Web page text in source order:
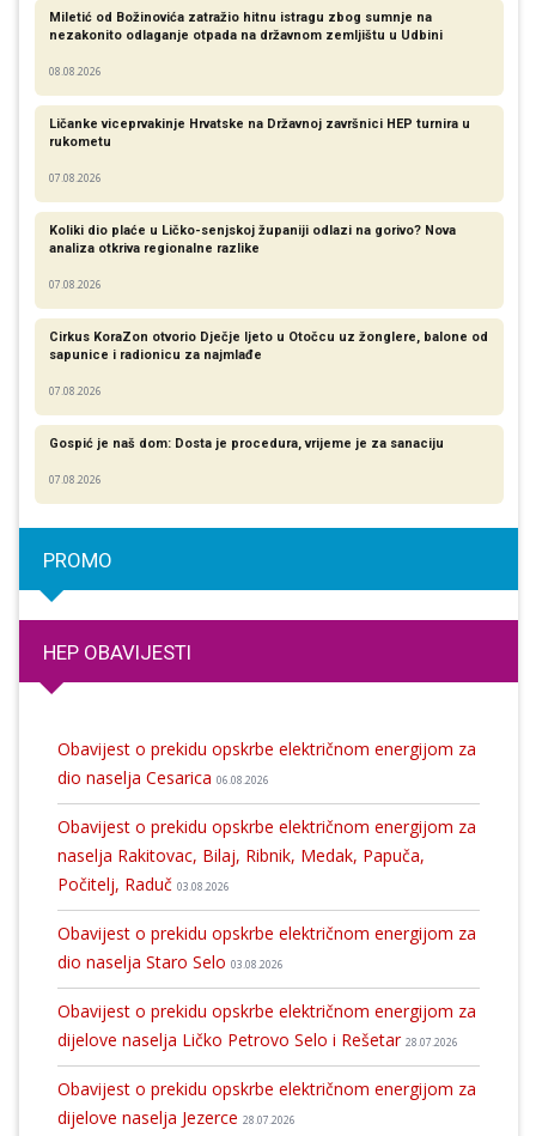
Miletić od Božinovića zatražio hitnu istragu zbog sumnje na
nezakonito odlaganje otpada na državnom zemljištu u Udbini
08.08.2026
Ličanke viceprvakinje Hrvatske na Državnoj završnici HEP turnira u
rukometu
07.08.2026
Koliki dio plaće u Ličko-senjskoj županiji odlazi na gorivo? Nova
analiza otkriva regionalne razlike​
07.08.2026
Cirkus KoraZon otvorio Dječje ljeto u Otočcu uz žonglere, balone od
sapunice i radionicu za najmlađe
07.08.2026
Gospić je naš dom: Dosta je procedura, vrijeme je za sanaciju
07.08.2026
PROMO
HEP OBAVIJESTI
Obavijest o prekidu opskrbe električnom energijom za
dio naselja Cesarica 06.08.2026
Obavijest o prekidu opskrbe električnom energijom za
naselja Rakitovac, Bilaj, Ribnik, Medak, Papuča,
Počitelj, Raduč 03.08.2026
Obavijest o prekidu opskrbe električnom energijom za
dio naselja Staro Selo 03.08.2026
Obavijest o prekidu opskrbe električnom energijom za
dijelove naselja Ličko Petrovo Selo i Rešetar 28.07.2026
Obavijest o prekidu opskrbe električnom energijom za
dijelove naselja Jezerce 28.07.2026